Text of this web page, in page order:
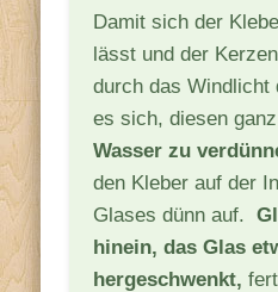
Damit sich der
lässt und der
durch das Windlicht
es sich, diesen
Wasser zu
den Kleber auf der
Glases dünn auf.
hinein, das Glas
hergeschwenkt,